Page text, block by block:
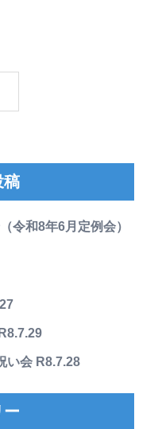
稿
令和8年6月定例会）
い会 R8.7.28
ー